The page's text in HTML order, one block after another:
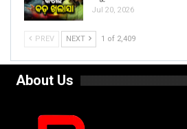
Jul 20, 2026
PREV NEXT 1 of 2,409
About Us